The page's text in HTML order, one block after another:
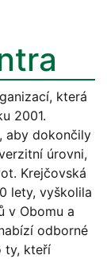
která
2001.
aby dokončily
úrovni,
Krejčovská
lety, vyškolila
v Obomu a
odborné
ty, kteří